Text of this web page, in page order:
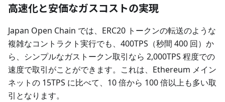
高速化と安価なガスコストの実現
Japan Open Chain では、ERC20 トークンの転送のような
複雑なコントラクト実行でも、400TPS（秒間 400 回）か
ら、シンプルなガストークン取引なら 2,000TPS 程度での
速度で取引がことができます。これは、Ethereum メイン
ネットの 15TPS に比べて、10 倍から 100 倍以上も多い取
引となります。